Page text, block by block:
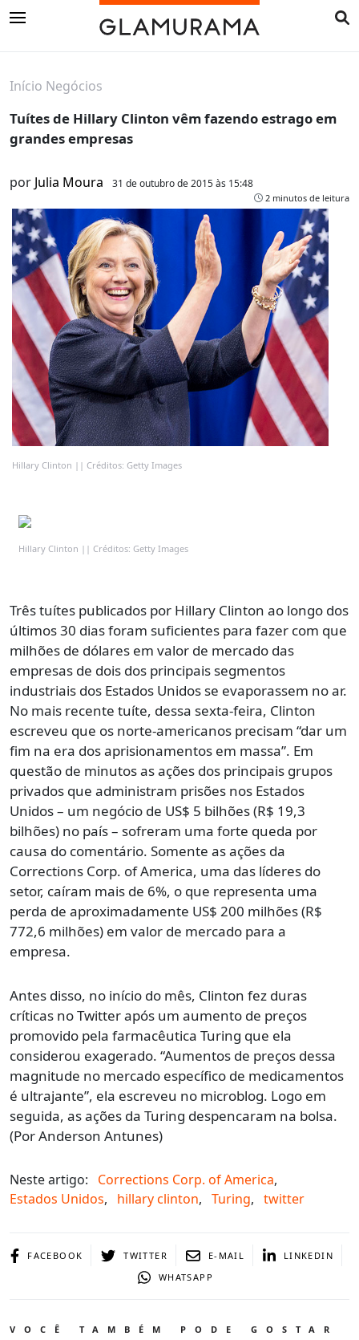
Início Negócios
Tuítes de Hillary Clinton vêm fazendo estrago em
grandes empresas
por Julia Moura 31 de outubro de 2015 às 15:48
2 minutos de leitura
Hillary Clinton || Créditos: Getty Images
Hillary Clinton || Créditos: Getty Images
Três tuítes publicados por Hillary Clinton ao longo dos
últimos 30 dias foram suficientes para fazer com que
milhões de dólares em valor de mercado das
empresas de dois dos principais segmentos
industriais dos Estados Unidos se evaporassem no ar.
No mais recente tuíte, dessa sexta-feira, Clinton
escreveu que os norte-americanos precisam “dar um
fim na era dos aprisionamentos em massa”. Em
questão de minutos as ações dos principais grupos
privados que administram prisões nos Estados
Unidos – um negócio de US$ 5 bilhões (R$ 19,3
bilhões) no país – sofreram uma forte queda por
causa do comentário. Somente as ações da
Corrections Corp. of America, uma das líderes do
setor, caíram mais de 6%, o que representa uma
perda de aproximadamente US$ 200 milhões (R$
772,6 milhões) em valor de mercado para a
empresa.
Antes disso, no início do mês, Clinton fez duras
críticas no Twitter após um aumento de preços
promovido pela farmacêutica Turing que ela
considerou exagerado. “Aumentos de preços dessa
magnitude no mercado específico de medicamentos
é ultrajante”, ela escreveu no microblog. Logo em
seguida, as ações da Turing despencaram na bolsa.
(Por Anderson Antunes)
Neste artigo: Corrections Corp. of America,
Estados Unidos, hillary clinton, Turing, twitter
FACEBOOK TWITTER E-MAIL
LINKEDIN
WHATSAPP
VOCÊ TAMBÉM PODE GOSTAR